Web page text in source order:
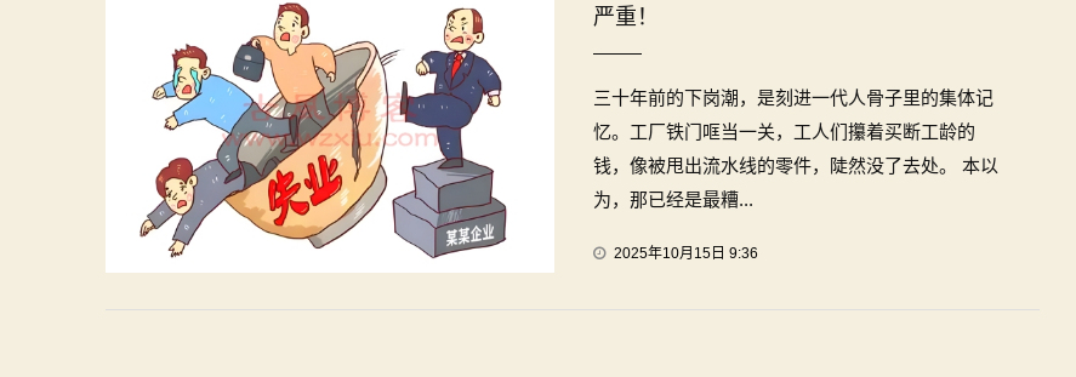
严重！
三十年前的下岗潮，是刻进一代人骨子里的集体记
忆。工厂铁门哐当一关，工人们攥着买断工龄的
钱，像被甩出流水线的零件，陡然没了去处。 本以
为，那已经是最糟...
2025年10月15日 9:36